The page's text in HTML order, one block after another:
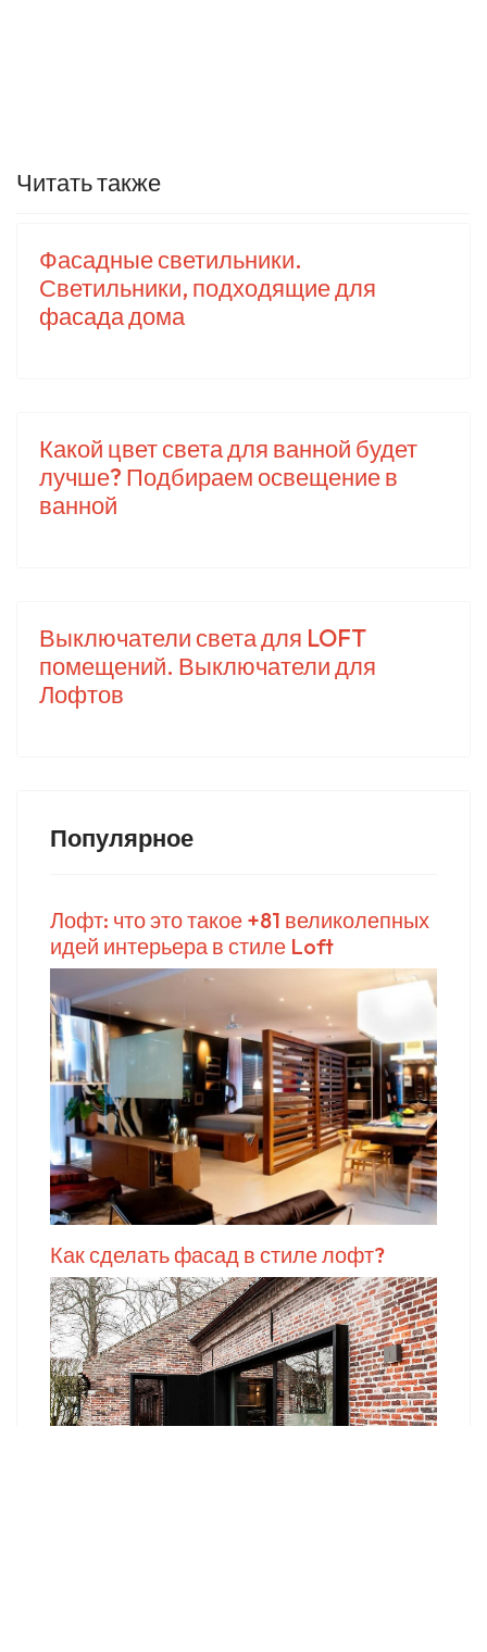
Читать также
Фасадные светильники.
Светильники, подходящие для
фасада дома
Какой цвет света для ванной будет
лучше? Подбираем освещение в
ванной
Выключатели света для LOFT
помещений. Выключатели для
Лофтов
Популярное
Лофт: что это такое +81 великолепных
идей интерьера в стиле Loft
Как сделать фасад в стиле лофт?